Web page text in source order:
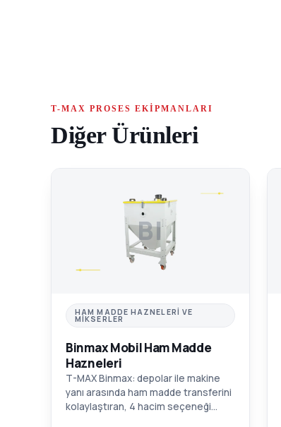
T-MAX PROSES EKIPMANLARI
Diğer Ürünleri
BI
HAM MADDE HAZNELERI VE
MIKSERLER
Binmax Mobil Ham Madde
Hazneleri
T-MAX Binmax: depolar ile makine
yanı arasında ham madde transferini
kolaylaştıran, 4 hacim seçeneği